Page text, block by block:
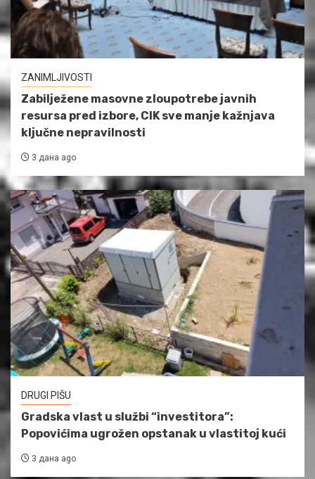
ZANIMLJIVOSTI
Zabilježene masovne zloupotrebe javnih
resursa pred izbore, CIK sve manje kažnjava
ključne nepravilnosti
3 дана ago
DRUGI PIŠU
Gradska vlast u službi “investitora”:
Popovićima ugrožen opstanak u vlastitoj kući
3 дана ago